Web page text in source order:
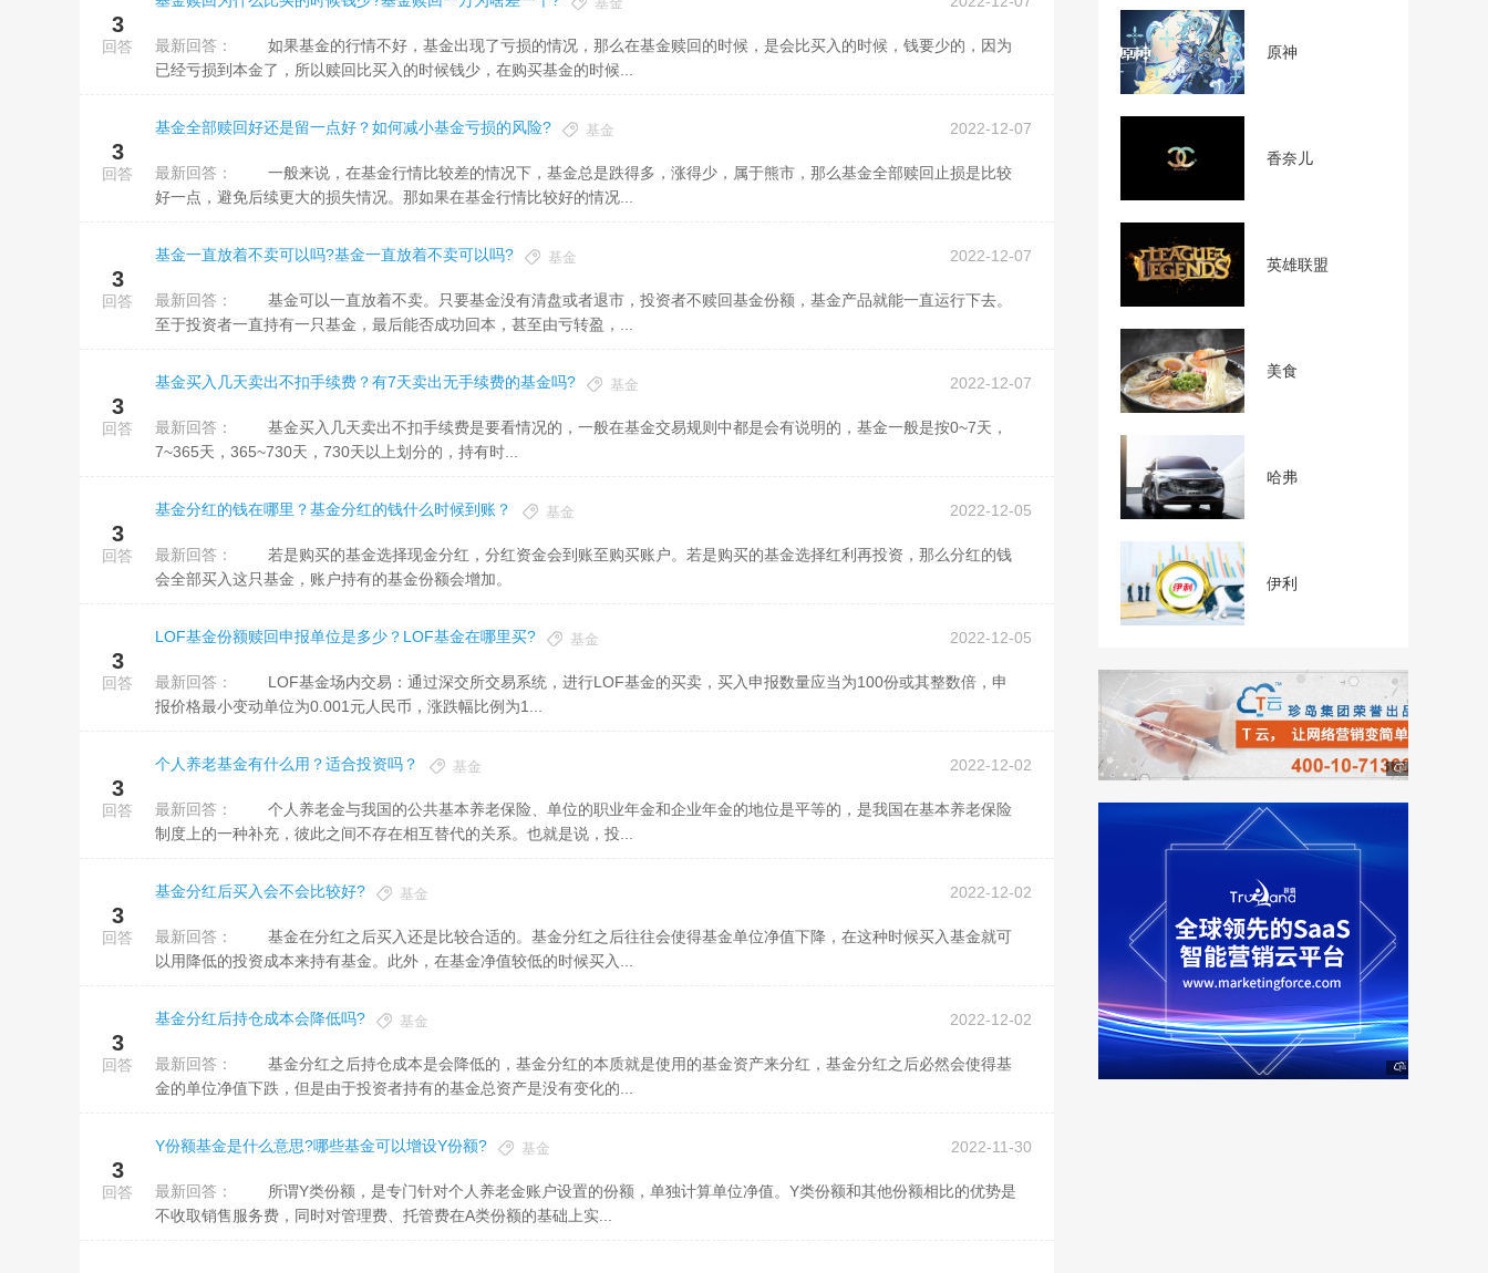
3
回答 最新回答：
已经亏损到本金了，所以赎回比买入的时候钱少，在购买基金的时候...
3
回答
基金全部赎回好还是留一点好？如何减小基金亏损的风险? 2022-12-07
基金
最新回答：
好一点，避免后续更大的损失情况。那如果在基金行情比较好的情况...
3
回答
基金一直放着不卖可以吗?基金一直放着不卖可以吗? 2022-12-07
基金
最新回答：
至于投资者一直持有一只基金，最后能否成功回本，甚至由亏转盈，...
3
回答
基金买入几天卖出不扣手续费？有7天卖出无手续费的基金吗? 2022-12-07
基金
最新回答：
7~365天，365~730天，730天以上划分的，持有时...
3
回答
基金分红的钱在哪里？基金分红的钱什么时候到账？ 2022-12-05
基金
最新回答：
会全部买入这只基金，账户持有的基金份额会增加。
3
回答
LOF基金份额赎回申报单位是多少？LOF基金在哪里买? 2022-12-05
基金
最新回答：
报价格最小变动单位为0.001元人民币，涨跌幅比例为1...
3
回答
个人养老基金有什么用？适合投资吗？ 2022-12-02
基金
最新回答：
制度上的一种补充，彼此之间不存在相互替代的关系。也就是说，投...
3
回答
基金分红后买入会不会比较好? 2022-12-02
基金
最新回答：
以用降低的投资成本来持有基金。此外，在基金净值较低的时候买入...
3
回答
基金分红后持仓成本会降低吗? 2022-12-02
基金
最新回答：
金的单位净值下跌，但是由于投资者持有的基金总资产是没有变化的...
3
回答
Y份额基金是什么意思?哪些基金可以增设Y份额? 2022-11-30
基金
最新回答：
不收取销售服务费，同时对管理费、托管费在A类份额的基础上实...
原神
香奈儿
英雄联盟
美食
哈弗
伊利